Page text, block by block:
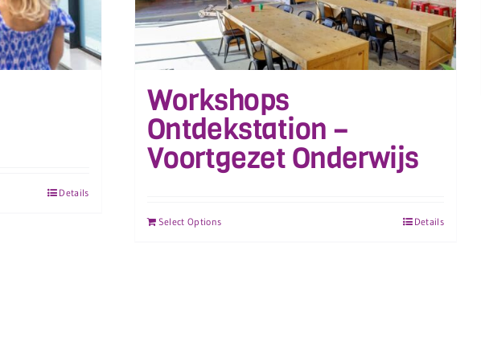
Details
Workshops
Ontdekstation –
Voortgezet Onderwijs
Select Options Details